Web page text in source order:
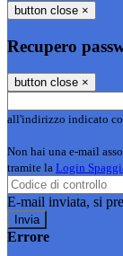
button close ×
Recupero
button close ×
all'indirizzo indicato
Non hai una e-mail
tramite la Login
E-mail inviata, si
Errore